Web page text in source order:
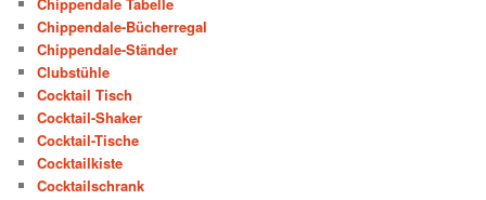
Chippendale-Bücherregal
Chippendale-Ständer
Clubstühle
Cocktail Tisch
Cocktail-Shaker
Cocktail-Tische
Cocktailkiste
Cocktailschrank